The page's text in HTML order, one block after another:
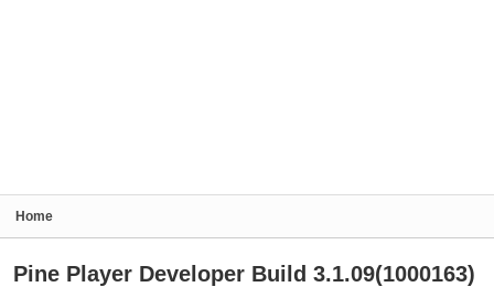
Home
Pine Player Developer Build 3.1.09(1000163)